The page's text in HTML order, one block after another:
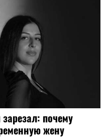
почему
жену